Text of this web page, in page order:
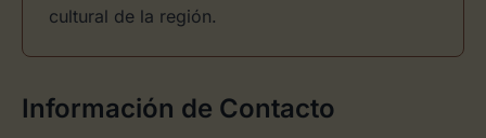
cultural de la región.
Información de Contacto